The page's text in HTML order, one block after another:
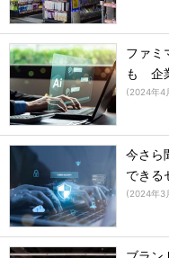
ファミ
も 企
(2024年4
今さら
できる
(2024年3